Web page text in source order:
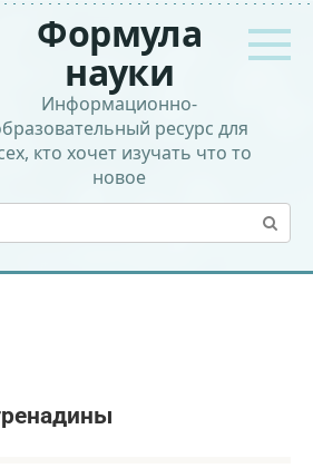
Формула
науки
Информационно-
ресурс для
кто хочет изучать что то
новое